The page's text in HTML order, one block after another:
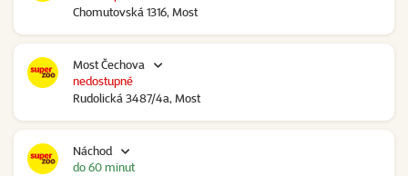
Chomutovská 1316, Most
Most Čechova
Rudolická 3487/4a, Most
nedostupné
Náchod
do 60 minut